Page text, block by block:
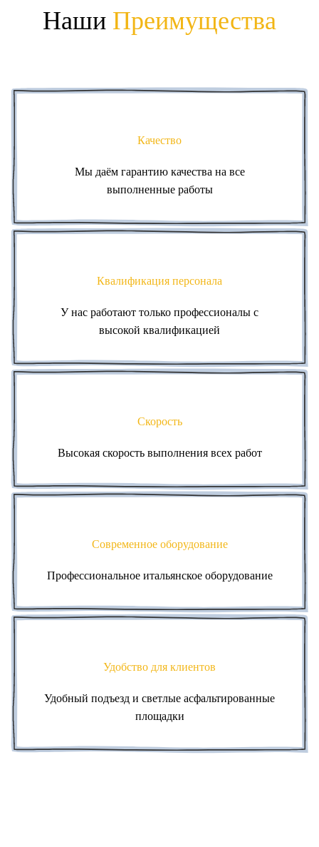
Наши Преимущества
Качество
Мы даём гарантию качества на все
выполненные работы
Квалификация персонала
У нас работают только профессионалы с
высокой квалификацией
Скорость
Высокая скорость выполнения всех работ
Современное оборудование
Профессиональное итальянское оборудование
Удобство для клиентов
Удобный подъезд и светлые асфальтированные
площадки